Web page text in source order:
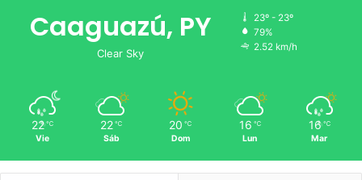
Caaguazú, PY
Clear Sky
23º - 23º
79%
2.52 km/h
22 ℃
Vie
22 ℃
Sáb
20 ℃
Dom
16 ℃
Lun
16 ℃
Mar